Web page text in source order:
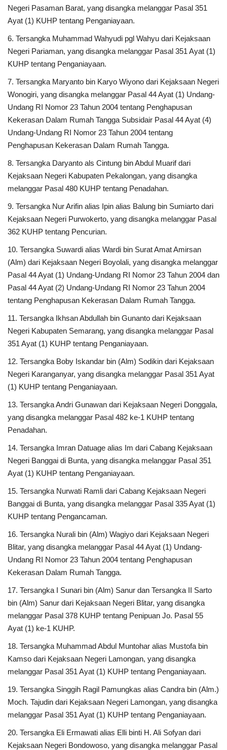
Negeri Pasaman Barat, yang disangka melanggar Pasal 351
Ayat (1) KUHP tentang Penganiayaan.
6. Tersangka Muhammad Wahyudi pgl Wahyu dari Kejaksaan
Negeri Pariaman, yang disangka melanggar Pasal 351 Ayat (1)
KUHP tentang Penganiayaan.
7. Tersangka Maryanto bin Karyo Wiyono dari Kejaksaan Negeri
Wonogiri, yang disangka melanggar Pasal 44 Ayat (1) Undang-
Undang RI Nomor 23 Tahun 2004 tentang Penghapusan
Kekerasan Dalam Rumah Tangga Subsidair Pasal 44 Ayat (4)
Undang-Undang RI Nomor 23 Tahun 2004 tentang
Penghapusan Kekerasan Dalam Rumah Tangga.
8. Tersangka Daryanto als Cintung bin Abdul Muarif dari
Kejaksaan Negeri Kabupaten Pekalongan, yang disangka
melanggar Pasal 480 KUHP tentang Penadahan.
9. Tersangka Nur Arifin alias Ipin alias Balung bin Sumiarto dari
Kejaksaan Negeri Purwokerto, yang disangka melanggar Pasal
362 KUHP tentang Pencurian.
10. Tersangka Suwardi alias Wardi bin Surat Amat Amirsan
(Alm) dari Kejaksaan Negeri Boyolali, yang disangka melanggar
Pasal 44 Ayat (1) Undang-Undang RI Nomor 23 Tahun 2004 dan
Pasal 44 Ayat (2) Undang-Undang RI Nomor 23 Tahun 2004
tentang Penghapusan Kekerasan Dalam Rumah Tangga.
11. Tersangka Ikhsan Abdullah bin Gunanto dari Kejaksaan
Negeri Kabupaten Semarang, yang disangka melanggar Pasal
351 Ayat (1) KUHP tentang Penganiayaan.
12. Tersangka Boby Iskandar bin (Alm) Sodikin dari Kejaksaan
Negeri Karanganyar, yang disangka melanggar Pasal 351 Ayat
(1) KUHP tentang Penganiayaan.
13. Tersangka Andri Gunawan dari Kejaksaan Negeri Donggala,
yang disangka melanggar Pasal 482 ke-1 KUHP tentang
Penadahan.
14. Tersangka Imran Datuage alias Im dari Cabang Kejaksaan
Negeri Banggai di Bunta, yang disangka melanggar Pasal 351
Ayat (1) KUHP tentang Penganiayaan.
15. Tersangka Nurwati Ramli dari Cabang Kejaksaan Negeri
Banggai di Bunta, yang disangka melanggar Pasal 335 Ayat (1)
KUHP tentang Pengancaman.
16. Tersangka Nurali bin (Alm) Wagiyo dari Kejaksaan Negeri
Blitar, yang disangka melanggar Pasal 44 Ayat (1) Undang-
Undang RI Nomor 23 Tahun 2004 tentang Penghapusan
Kekerasan Dalam Rumah Tangga.
17. Tersangka I Sunari bin (Alm) Sanur dan Tersangka II Sarto
bin (Alm) Sanur dari Kejaksaan Negeri Blitar, yang disangka
melanggar Pasal 378 KUHP tentang Penipuan Jo. Pasal 55
Ayat (1) ke-1 KUHP.
18. Tersangka Muhammad Abdul Muntohar alias Mustofa bin
Kamso dari Kejaksaan Negeri Lamongan, yang disangka
melanggar Pasal 351 Ayat (1) KUHP tentang Penganiayaan.
19. Tersangka Singgih Ragil Pamungkas alias Candra bin (Alm.)
Moch. Tajudin dari Kejaksaan Negeri Lamongan, yang disangka
melanggar Pasal 351 Ayat (1) KUHP tentang Penganiayaan.
20. Tersangka Eli Ermawati alias Elli binti H. Ali Sofyan dari
Kejaksaan Negeri Bondowoso, yang disangka melanggar Pasal